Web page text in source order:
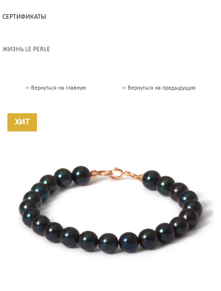
СЕРТИФИКАТЫ
ЖИЗНЬ LE PERLE
‹‹ Вернуться на главную ‹‹ Вернуться на предыдущую
ХИТ